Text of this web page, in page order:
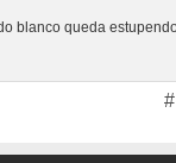
blanco queda